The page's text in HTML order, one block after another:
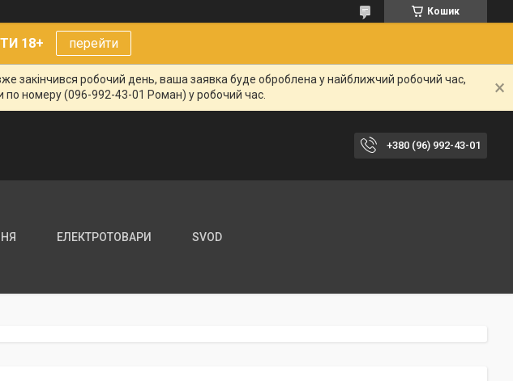
Кошик
18+ перейти
закінчився робочий день, ваша заявка буде оброблена у найближчий робочий час,
номеру (096-992-43-01 Роман) у робочий час.
+380 (96) 992-43-01
ЕЛЕКТРОТОВАРИ SVOD